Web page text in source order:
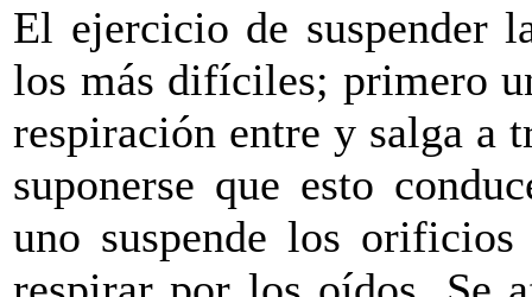
El ejercicio de suspender
los más difíciles; primero
respiración entre y salga a
suponerse que esto
uno suspende los